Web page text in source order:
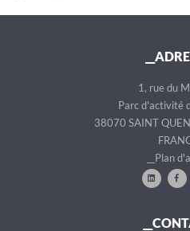
1, rue du
Parc d'activité
38070 SAINT
__Plan